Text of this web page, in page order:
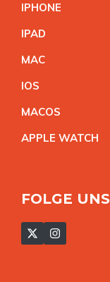
IPHONE
IPAD
MAC
IOS
MACOS
APPLE WATCH
FOLGE UNS